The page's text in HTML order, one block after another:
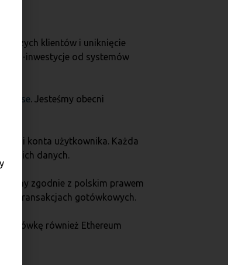
naszych klientów i uniknięcie
inwestycje od systemów
. Jesteśmy obecni
ani konta użytkownika. Każda
Twoich danych.
zgodnie z polskim prawem
transakcjach gotówkowych.
gotówkę również Ethereum